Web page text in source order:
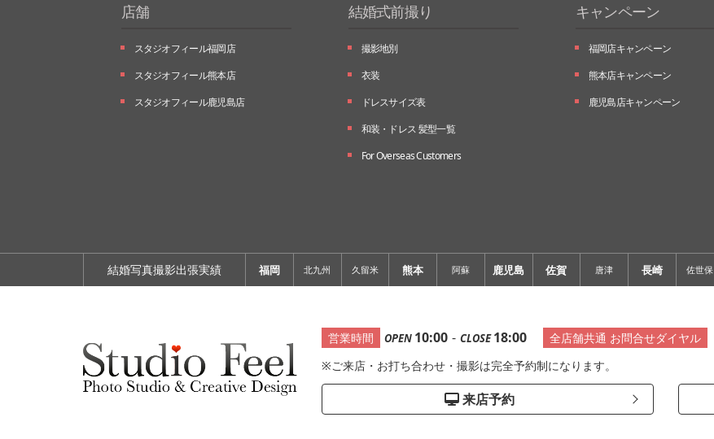
店舗
スタジオフィール福岡店
スタジオフィール熊本店
スタジオフィール鹿児島店
結婚式前撮り
撮影地別
衣装
ドレスサイズ表
和装・ドレス 髪型一覧
For Overseas Customers
キャンペーン
福岡店キャンペーン
熊本店キャンペーン
鹿児島店キャンペーン
結婚写真撮影出張実績 福岡 北九州 久留米 熊本 阿蘇 鹿児島 佐賀 唐津 長崎 佐世保
営業時間 OPEN 10:00 - CLOSE 18:00 全店舗共通 お問合せダイヤル
※ご来店・お打ち合わせ・撮影は完全予約制になります。
来店予約